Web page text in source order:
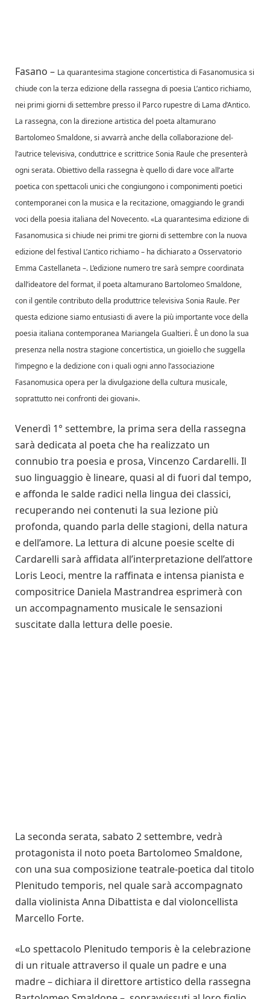
Fasano – La quarantesima stagione concertistica di Fasanomusica si
chiude con la terza edizione della rassegna di poesia L’antico richiamo,
nei primi giorni di settembre presso il Parco rupestre di Lama d’Antico.
La rassegna, con la direzione artistica del poeta altamurano
Bartolomeo Smaldone, si avvarrà anche della collaborazione del­
l’autrice televisiva, conduttrice e scrit­trice Sonia Raule che presenterà
ogni serata. Obiettivo della rassegna è quello di dare voce all’arte
poetica con spettacoli unici che congiungono i componimenti poetici
contemporanei con la musica e la recitazione, omaggiando le grandi
voci della poesia italiana del Novecento. «La quarantesima edizione di
Fasanomusica si chiude nei primi tre giorni di settembre con la nuova
edizione del festival L’antico richiamo – ha dichiarato a Osservatorio
Emma Castellaneta –. L’edizione numero tre sarà sempre coordinata
dall’ideatore del format, il poeta altamurano Bartolomeo Smaldone,
con il gentile contributo della produttrice televisiva Sonia Raule. Per
questa edizione siamo entusiasti di avere la più importante voce della
poesia italiana contemporanea Mariangela Gualtieri. È un dono la sua
presenza nella nostra stagione concertistica, un gioiello che suggella
l’impegno e la dedizione con i quali ogni anno l’associazione
Fasanomusica opera per la divulgazione della cultura musicale,
soprattutto nei confronti dei giovani».
Venerdì 1° settembre, la prima sera della rassegna
sarà dedicata al poeta che ha realizzato un
connubio tra poesia e prosa, Vincenzo Cardarelli. Il
suo linguaggio è lineare, quasi al di fuori dal tem­po,
e affonda le salde radici nella lingua dei classici,
recuperando nei contenuti la sua lezione più
profonda, quando parla delle stagioni, della natura
e dell’amore. La lettura di alcune poesie scelte di
Cardarelli sarà affidata all’interpretazione dell’attore
Loris Leoci, mentre la raffinata e intensa pianista e
compositrice Daniela Mastrandrea esprimerà con
un accompagnamento musicale le sensazioni
suscitate dalla lettura delle poesie.
La seconda serata, sabato 2 settembre, vedrà
protagonista il noto poeta Bar­tolomeo Smaldone,
con una sua composizione teatrale-poetica dal titolo
Plenitudo temporis, nel quale sarà accompagnato
dalla violinista Anna Dibattista e dal violoncellista
Marcello Forte.
«Lo spettacolo Plenitudo temporis è la celebrazione
di un rituale attraverso il quale un padre e una
madre – dichiara il direttore artistico della rassegna